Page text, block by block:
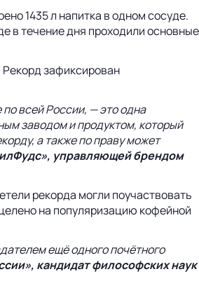
1435 л напитка в одном сосуде.
в течение дня проходили основные
Рекорд зафиксирован
всей России, — это одна
заводом и продуктом, который
а также по праву может
управляющей брендом
рекорда могли поучаствовать
на популяризацию кофейной
ещё одного почётного
кандидат философских наук